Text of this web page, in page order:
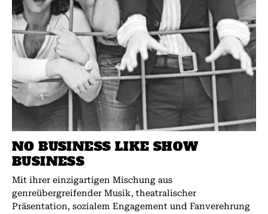
NO BUSINESS LIKE SHOW
BUSINESS
Mit ihrer einzigartigen Mischung aus
genreübergreifender Musik, theatralischer
Präsentation, sozialem Engagement und Fanverehrung